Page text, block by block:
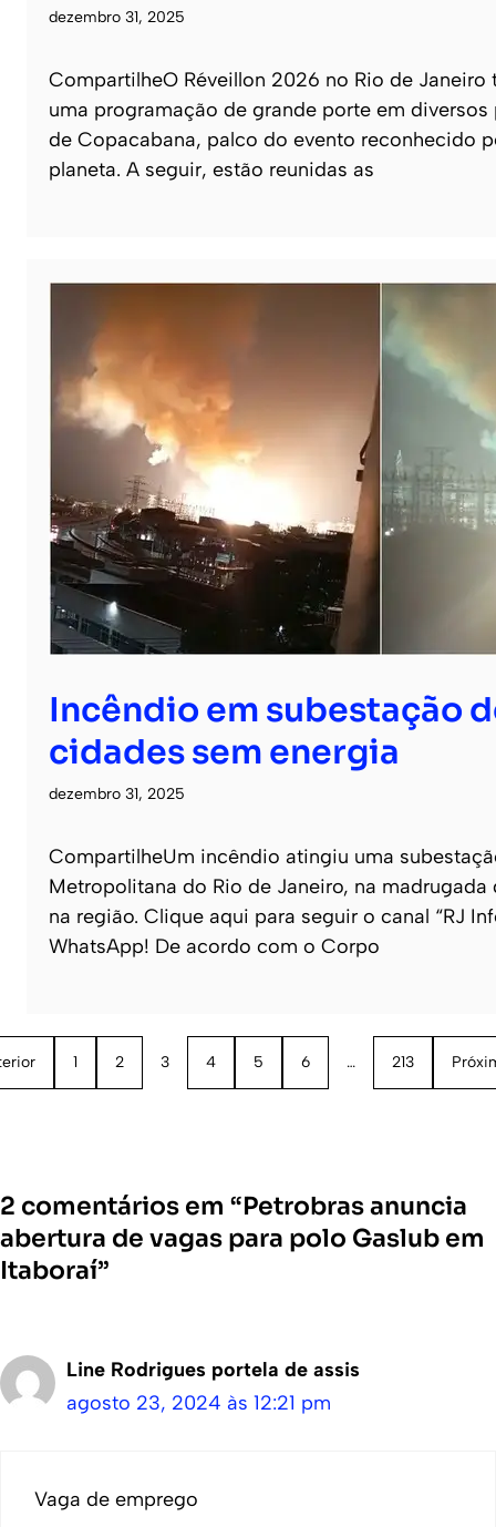
dezembro 31, 2025
CompartilheO Réveillon 2026 no Rio de
uma programação de grande porte em
de Copacabana, palco do evento reconhecido
planeta. A seguir, estão reunidas as
Incêndio em subestação
cidades sem energia
dezembro 31, 2025
CompartilheUm incêndio atingiu uma
Metropolitana do Rio de Janeiro, na
na região. Clique aqui para seguir o canal “RJ
WhatsApp! De acordo com o Corpo
1 2 3 4 5 6 … 213
2 comentários em “Petrobras anuncia
abertura de vagas para polo Gaslub em
Itaboraí”
Line Rodrigues portela de assis
agosto 23, 2024 às 12:21 pm
Vaga de emprego